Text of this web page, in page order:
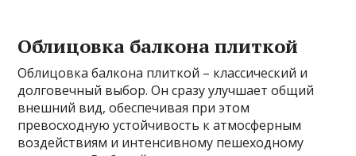
Облицовка балкона плиткой
Облицовка балкона плиткой – классический и
долговечный выбор. Он сразу улучшает общий
внешний вид, обеспечивая при этом
превосходную устойчивость к атмосферным
воздействиям и интенсивному пешеходному